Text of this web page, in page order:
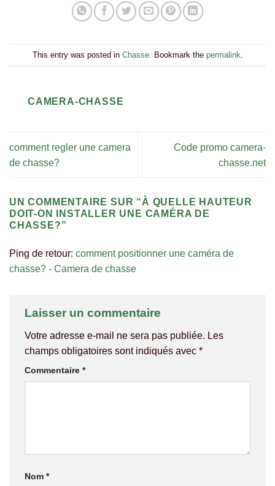
This entry was posted in Chasse. Bookmark the permalink
CAMERA-CHASSE
comment regler une camera
de chasse?
Code promo camera-
chasse.net
UN COMMENTAIRE SUR “À QUELLE HAUTEUR
DOIT-ON INSTALLER UNE CAMÉRA DE
CHASSE?”
Ping de retour: comment positionner une caméra de
chasse? - Camera de chasse
Laisser un commentaire
Votre adresse e-mail ne sera pas publiée. Les
champs obligatoires sont indiqués avec *
Commentaire *
Nom *